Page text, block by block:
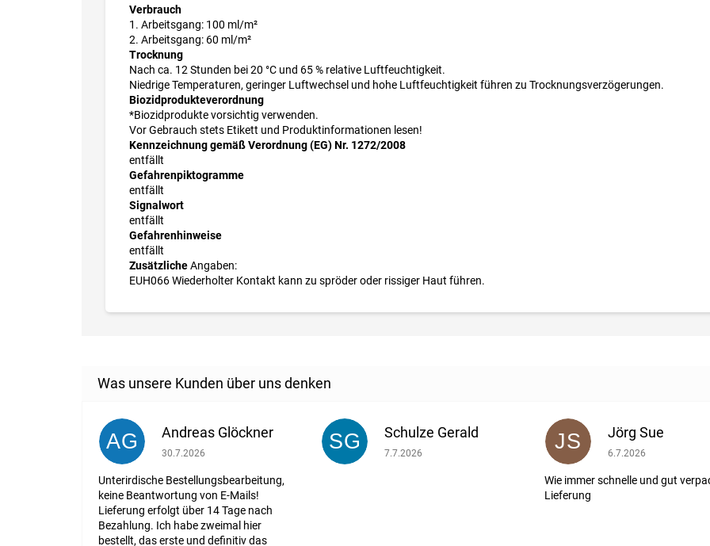
Verbrauch
1. Arbeitsgang: 100 ml/m²
2. Arbeitsgang: 60 ml/m²
Trocknung
Nach ca. 12 Stunden bei 20 °C und 65 % relative Luftfeuchtigkeit.
Niedrige Temperaturen, geringer Luftwechsel und hohe Luftfeuchtigkeit führen zu Trocknungsverzögerungen.
Biozidprodukteverordnung
*Biozidprodukte vorsichtig verwenden.
Vor Gebrauch stets Etikett und Produktinformationen lesen!
Kennzeichnung gemäß Verordnung (EG) Nr. 1272/2008
entfällt
Gefahrenpiktogramme
entfällt
Signalwort
entfällt
Gefahrenhinweise
entfällt
ZusätzlicheAngaben:
EUH066 Wiederholter Kontakt kann zu spröder oder rissiger Haut führen.
AG Andreas Glöckner
Die Shop-Bewertung beträgt 1 von 5 Sternen.
30.7.2026
Unterirdische Bestellungsbearbeitung,
keine Beantwortung von E-Mails!
Lieferung erfolgt über 14 Tage nach
Bezahlung. Ich habe zweimal hier
bestellt, das erste und definitiv das
SG Schulze Gerald
Die Shop-Bewertung beträgt 5 von 5 Sternen.
7.7.2026 JS Jörg Sue
Die Shop-
6.7.2026
Wie immer schnelle und gut
Lieferung